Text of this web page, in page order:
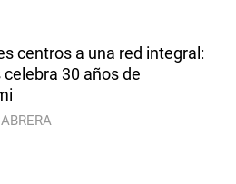
centros a una red integral:
30 años de